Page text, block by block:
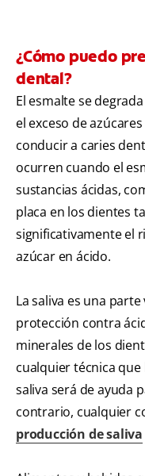
¿Cómo puedo
dental?
El esmalte se
el exceso de
conducir a caries
ocurren cuando el
sustancias ácidas,
placa en los dientes
significativamente el
azúcar en ácido.
La saliva es una
protección contra
minerales de los
cualquier técnica
saliva será de ayuda
contrario, cualquier
producción de saliva